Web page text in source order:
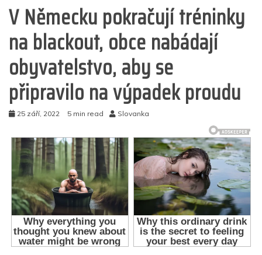
V Německu pokračují tréninky
na blackout, obce nabádají
obyvatelstvo, aby se
připravilo na výpadek proudu
25 září, 2022 5 min read Slovanka